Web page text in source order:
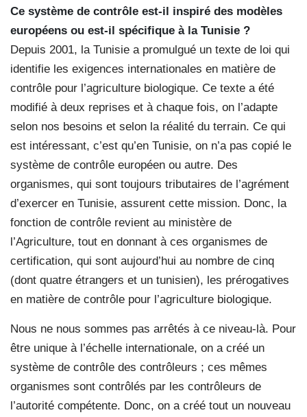
Ce système de contrôle est-il inspiré des modèles
européens ou est-il spécifique à la Tunisie ?
Depuis 2001, la Tunisie a promulgué un texte de loi qui
identifie les exigences internationales en matière de
contrôle pour l’agriculture biologique. Ce texte a été
modifié à deux reprises et à chaque fois, on l’adapte
selon nos besoins et selon la réalité du terrain. Ce qui
est intéressant, c’est qu’en Tunisie, on n’a pas copié le
système de contrôle européen ou autre. Des
organismes, qui sont toujours tributaires de l’agrément
d’exercer en Tunisie, assurent cette mission. Donc, la
fonction de contrôle revient au ministère de
l’Agriculture, tout en donnant à ces organismes de
certification, qui sont aujourd’hui au nombre de cinq
(dont quatre étrangers et un tunisien), les prérogatives
en matière de contrôle pour l’agriculture biologique.
Nous ne nous sommes pas arrêtés à ce niveau-là. Pour
être unique à l’échelle internationale, on a créé un
système de contrôle des contrôleurs ; ces mêmes
organismes sont contrôlés par les contrôleurs de
l’autorité compétente. Donc, on a créé tout un nouveau